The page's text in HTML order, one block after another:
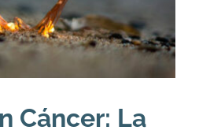
Cáncer: La